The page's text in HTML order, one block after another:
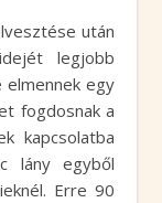
után
legjobb
elmennek egy
fogdosnak a
kapcsolatba
lány egyből
Erre 90